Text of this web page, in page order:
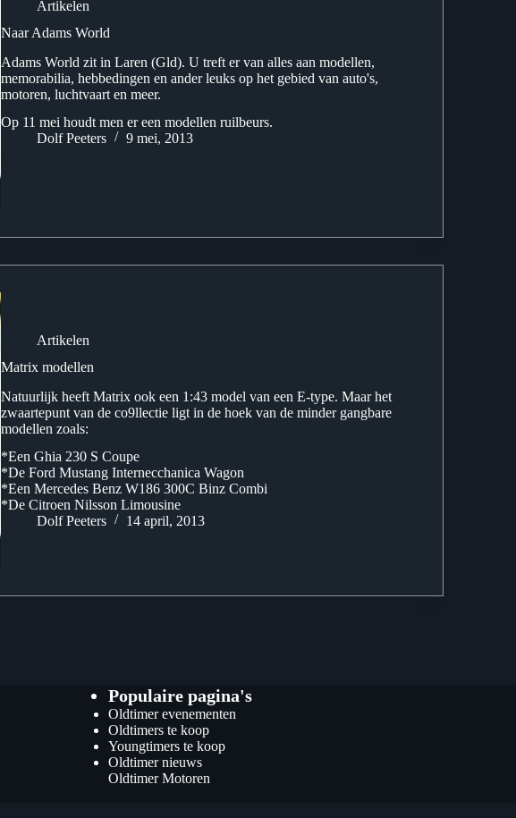
Artikelen
Naar Adams World
Adams World zit in Laren (Gld). U treft er van alles aan modellen,
memorabilia, hebbedingen en ander leuks op het gebied van auto's,
motoren, luchtvaart en meer.
Op 11 mei houdt men er een modellen ruilbeurs.
Dolf Peeters
9 mei, 2013
Artikelen
Matrix modellen
Natuurlijk heeft Matrix ook een 1:43 model van een E-type. Maar het
zwaartepunt van de co9llectie ligt in de hoek van de minder gangbare
modellen zoals:
*Een Ghia 230 S Coupe
*De Ford Mustang Internecchanica Wagon
*Een Mercedes Benz W186 300C Binz Combi
*De Citroen Nilsson Limousine
Dolf Peeters
14 april, 2013
Populaire pagina's
Oldtimer evenementen
Oldtimers te koop
Youngtimers te koop
Oldtimer nieuws
Oldtimer Motoren